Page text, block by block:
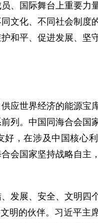
、国际舞台上重要力
文化、不同社会制度
和平、促进发展、坚
应世界经济的能源宝
列。中国同海合会国
，在涉及中国核心
会国家坚持战略自主
发展、安全、文明四
明的伙伴。习近平主